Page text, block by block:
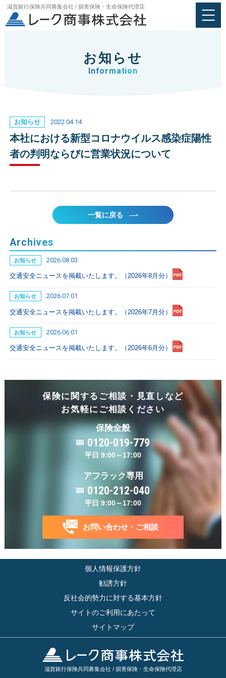
滋賀銀行保険共同募集会社 / 損害保険・生命保険代理店
お知らせ
Information
お知らせ 2022.04.14
本社における新型コロナウイルス感染症陽性
者の判明ならびに営業状況について
一覧に戻る
Archives
お知らせ 2026.08.03
交通安全ニュースを掲載いたします。（2026年8月分）
お知らせ 2026.07.01
交通安全ニュースを掲載いたします。（2026年7月分）
お知らせ 2026.06.01
交通安全ニュースを掲載いたします。（2026年6月分）
保険に関するご相談・見直しなど
お気軽にご相談ください
保険全般
0120-019-779
平日 9:00～17:00
アフラック専用
0120-212-040
平日 9:00～17:00
お問い合わせ・ご相談
個人情報保護方針
勧誘方針
反社会的勢力に対する基本方針
サイトのご利用にあたって
サイトマップ
滋賀銀行保険共同募集会社 / 損害保険・生命保険代理店